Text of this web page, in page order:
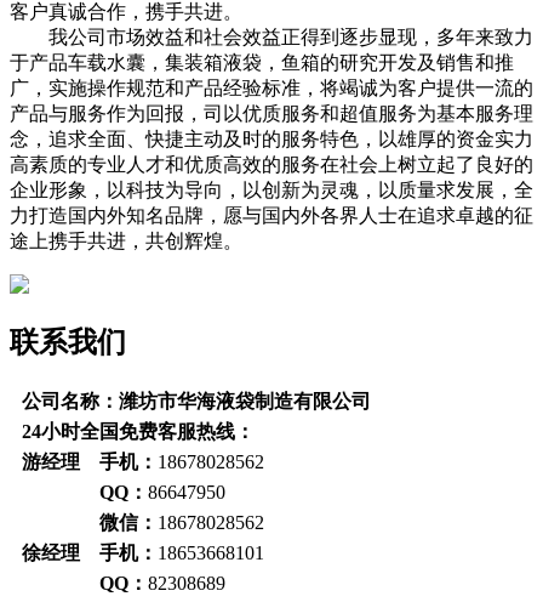
客户真诚合作，携手共进。
我公司市场效益和社会效益正得到逐步显现，多年来致力
于产品车载水囊，集装箱液袋，鱼箱的研究开发及销售和推
广，实施操作规范和产品经验标准，将竭诚为客户提供一流的
产品与服务作为回报，司以优质服务和超值服务为基本服务理
念，追求全面、快捷主动及时的服务特色，以雄厚的资金实力
高素质的专业人才和优质高效的服务在社会上树立起了良好的
企业形象，以科技为导向，以创新为灵魂，以质量求发展，全
力打造国内外知名品牌，愿与国内外各界人士在追求卓越的征
途上携手共进，共创辉煌。
联系我们
公司名称：潍坊市华海液袋制造有限公司
24小时全国免费客服热线：
游经理 手机： 18678028562
QQ： 86647950
微信： 18678028562
徐经理 手机： 18653668101
QQ： 82308689